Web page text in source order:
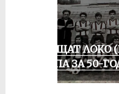
ПРАЩАТ ЛОКО
ГРУПА ЗА 50-